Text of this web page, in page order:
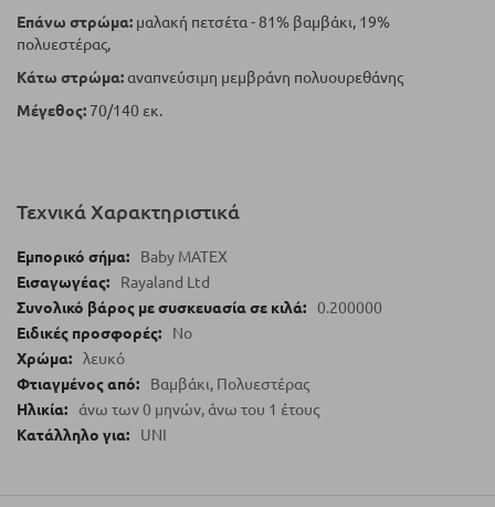
Επάνω στρώμα: μαλακή πετσέτα - 81% βαμβάκι, 19%
πολυεστέρας,
Κάτω στρώμα:αναπνεύσιμη μεμβράνη πολυουρεθάνης
Μέγεθος: 70/140 εκ.
Τεχνικά Χαρακτηριστικά
Baby MATEX
Rayaland Ltd
0.200000
No
λευκό
Βαμβάκι, Πολυεστέρας
άνω των 0 μηνών, άνω του 1 έτους
UNI